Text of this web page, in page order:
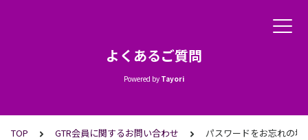
よくあるご質問
Powered by Tayori
TOP GTR会員に関するお問い合わせ パスワードをお忘れの場